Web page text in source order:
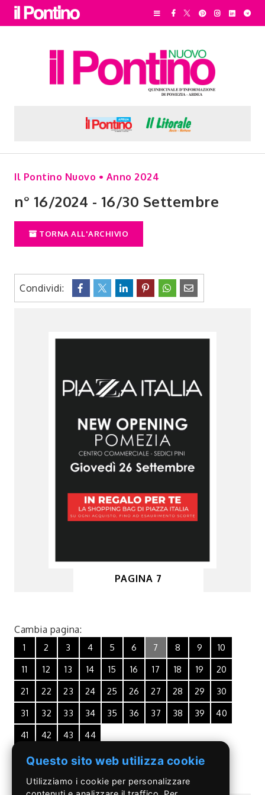
Il Pontino Nuovo • Anno 2024
n° 16/2024 - 16/30 Settembre
TORNA ALL'ARCHIVIO
Condividi:
PAGINA 7
Cambia pagina:
1 2 3 4 5 6 7 8 9
10
11
12 13 14 15 16 17 18 19
20
21
22 23 24 25 26 27 28 29
30
31
32 33 34 35 36 37 38 39
40
41
42 43 44
Questo sito web utilizza cookie
Utilizziamo i cookie per personalizzare